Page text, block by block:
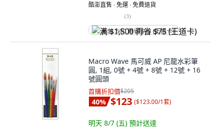
酷澎直售 ∙ 免運 ∙ 免費退貨
(3)
满 $1,500 再省 $75 (王道卡)
Macro Wave 馬可威 AP 尼龍水彩筆
圓, 1組, 0號 + 4號 + 8號 + 12號 + 16
號圓頭
首購折扣價$205
40% $123 ($123.00/1套)
明天 8/7 (五) 預計送達